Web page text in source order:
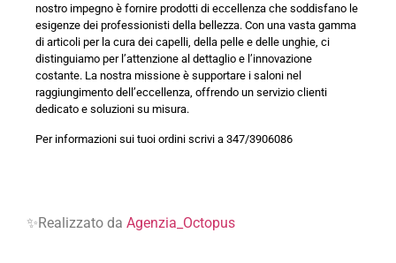
nostro impegno è fornire prodotti di eccellenza che soddisfano le
esigenze dei professionisti della bellezza. Con una vasta gamma
di articoli per la cura dei capelli, della pelle e delle unghie, ci
distinguiamo per l’attenzione al dettaglio e l’innovazione
costante. La nostra missione è supportare i saloni nel
raggiungimento dell’eccellenza, offrendo un servizio clienti
dedicato e soluzioni su misura.
Per informazioni sui tuoi ordini scrivi a 347/3906086
✨Realizzato da Agenzia_Octopus